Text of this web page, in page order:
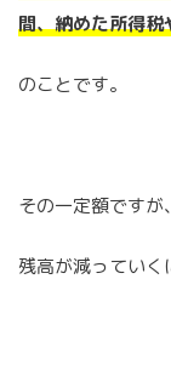
間、納めた所得
のことです。
その一定額ですが、
残高が減っていく